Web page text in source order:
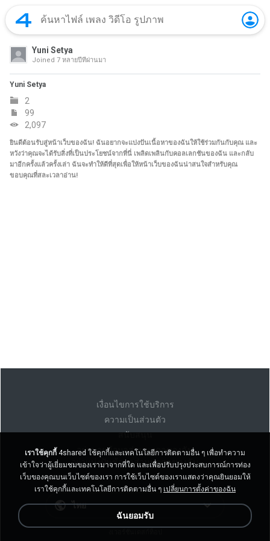
Yuni Setya
Joined 7 หลายปีที่ผ่านมา
Yuni Setya
2
99
2,097
ยินดีต้อนรับสู่หน้าเว็บของฉัน! ฉันอยากจะแบ่งปันเนื้อหาของฉันให้ใช้ร่วมกันกับคุณ และ
หวังว่าคุณจะได้รับสิ่งที่เป็นประโยชน์จากที่นี่ เพลิดเพลินกับคอลเลกชันของฉัน และกลับ
มาอีกครั้งแล้วครั้งเล่า ฉันจะทำให้ดีที่สุดเพื่อให้หน้าเว็บของฉันน่าสนใจสำหรับคุณ
ขอบคุณที่สละเวลาอ่าน!
เงื่อนไขการใช้บริการ
ความเป็นส่วนตัว
สนับสนุน
อย่าขายข้อมูลส่วนบุคคลของฉัน
อย่าแบ่งปันข้อมูลส่วนบุคคลของฉัน
ไทย
เราใช้คุกกี้ 4shared ใช้คุกกี้และเทคโนโลยีการติดตามอื่น ๆ เพื่อทำความ
เข้าใจว่าผู้เยี่ยมชมของเรามาจากที่ใด และเพื่อปรับปรุงประสบการณ์การท่อง
เว็บของคุณบนเว็บไซต์ของเรา การใช้เว็บไซต์ของเราแสดงว่าคุณยินยอมให้
เราใช้คุกกี้และเทคโนโลยีการติดตามอื่น ๆ เปลี่ยนการตั้งค่าของฉัน
ฉันยอมรับ